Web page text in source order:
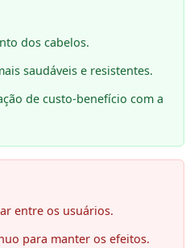
dos cabelos.
saudáveis e resistentes.
de custo-benefício com a
entre os usuários.
para manter os efeitos.